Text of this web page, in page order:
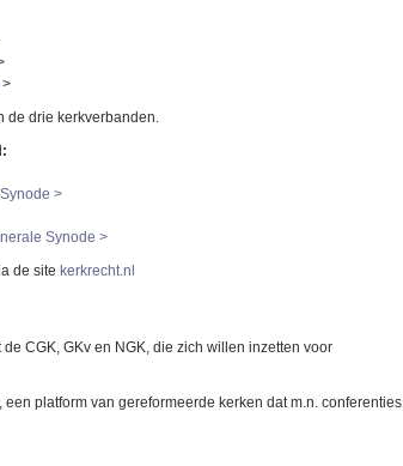
>
de drie kerkverbanden.
>
Synode >
de site kerkrecht.nl
CGK, GKv en NGK, die zich willen inzetten voor
platform van gereformeerde kerken dat m.n. conferenties